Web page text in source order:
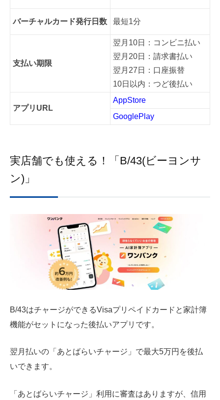
バーチャルカード発行日数 最短1分
支払い期限
翌月10日：コンビニ払い
翌月20日：請求書払い
翌月27日：口座振替
10日以内：つど後払い
アプリURL
AppStore
GooglePlay
実店舗でも使える！「B/43(ビーヨンサ
ン)」
B/43はチャージができるVisaプリペイドカードと家計簿
機能がセットになった後払いアプリです。
翌月払いの「あとばらいチャージ」で最大5万円を後払
いできます。
「あとばらいチャージ」利用に審査はありますが、信用